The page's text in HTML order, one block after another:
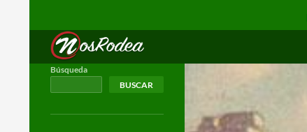
Nos Rodea
Search
Búsqueda
BUSCAR